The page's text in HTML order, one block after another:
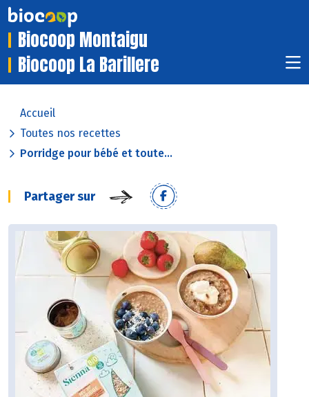
Biocoop Montaigu
Biocoop La Barillere
Accueil
Toutes nos recettes
Porridge pour bébé et toute...
Partager sur